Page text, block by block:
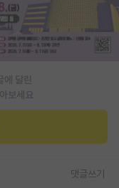
에 달린
보세요
댓글쓰기